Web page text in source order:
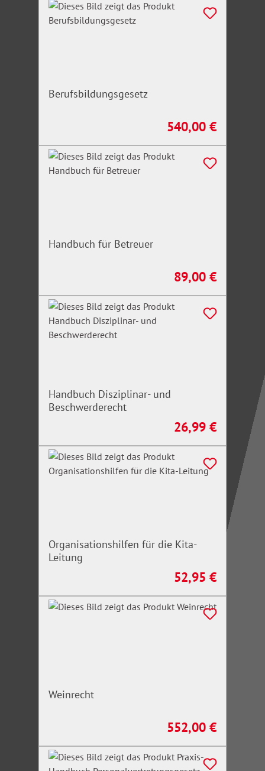
Berufsbildungsgesetz
Regulärer Preis:
540,00 €
Handbuch für Betreuer
Regulärer Preis:
89,00 €
Handbuch Disziplinar- und
Beschwerderecht
Regulärer Preis:
26,99 €
Organisationshilfen für die Kita-
Leitung
Regulärer Preis:
52,95 €
Weinrecht
Regulärer Preis:
552,00 €